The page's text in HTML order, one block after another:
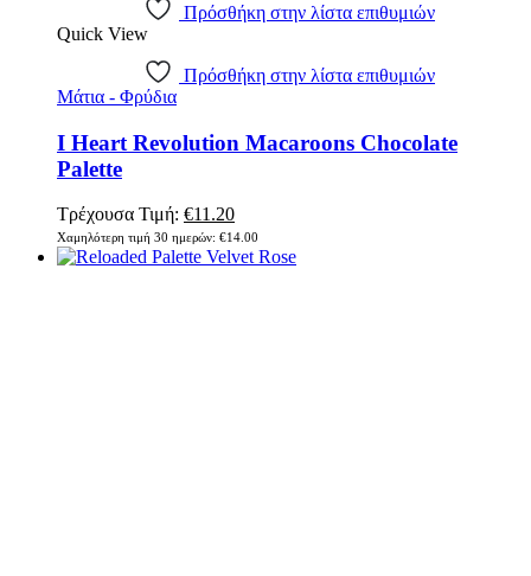
Πρόσθήκη στην λίστα επιθυμιών
Quick View
Πρόσθήκη στην λίστα επιθυμιών
Μάτια - Φρύδια
I Heart Revolution Macaroons Chocolate
Palette
Τρέχουσα Τιμή: Original
price
was:
€11.20Η
τρέχουσα
τιμή
Χαμηλότερη τιμή 30 ημερών: €14.00